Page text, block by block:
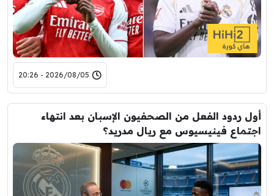
2026/08/05 - 20:26
أول ردود الفعل من الصحفيون الإسبان بعد انتهاء
اجتماع فينيسيوس مع ريال مدريد؟